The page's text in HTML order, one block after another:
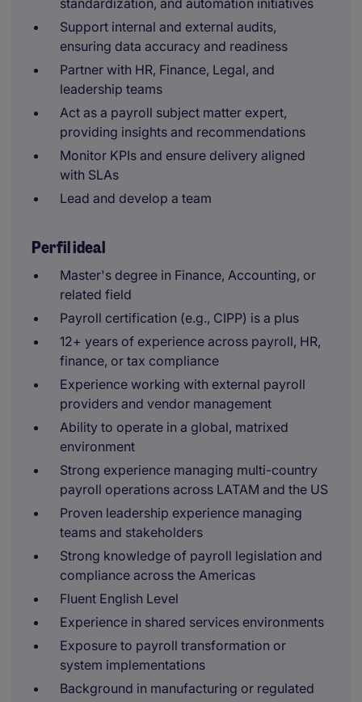
standardization, and automation initiatives
Support internal and external audits,
ensuring data accuracy and readiness
Partner with HR, Finance, Legal, and
leadership teams
Act as a payroll subject matter expert,
providing insights and recommendations
Monitor KPIs and ensure delivery aligned
with SLAs
Lead and develop a team
Perfil ideal
Master's degree in Finance, Accounting, or
related field
Payroll certification (e.g., CIPP) is a plus
12+ years of experience across payroll, HR,
finance, or tax compliance
Experience working with external payroll
providers and vendor management
Ability to operate in a global, matrixed
environment
Strong experience managing multi-country
payroll operations across LATAM and the US
Proven leadership experience managing
teams and stakeholders
Strong knowledge of payroll legislation and
compliance across the Americas
Fluent English Level
Experience in shared services environments
Exposure to payroll transformation or
system implementations
Background in manufacturing or regulated